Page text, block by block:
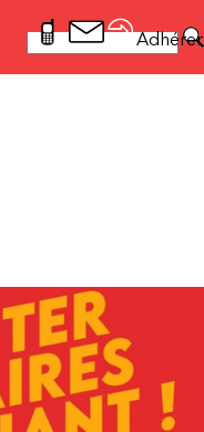
Formulaire
Rechercher Adhérer